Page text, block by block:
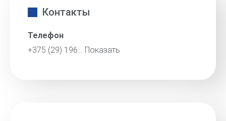
Контакты
Телефон
+375 (29) 196… Показать